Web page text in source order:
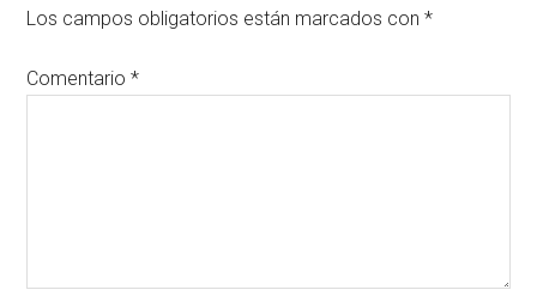
Los campos obligatorios están marcados con*
Comentario*